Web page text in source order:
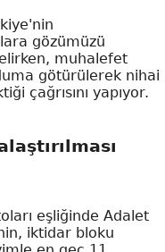
gözümüzü
muhalefet
götürülerek nihai
çağrısını yapıyor.
eşliğinde Adalet
iktidar bloku